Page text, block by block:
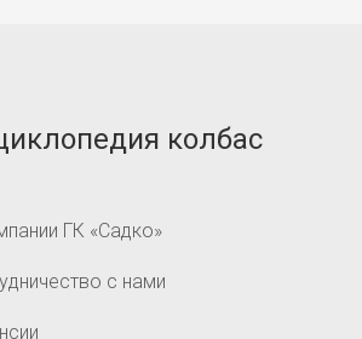
колбас
ГК «Садко»
с нами